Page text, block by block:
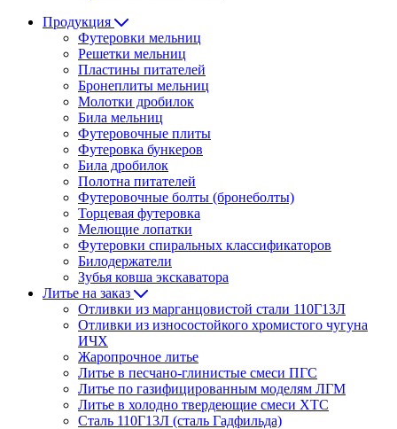
Продукция
Футеровки мельниц
Решетки мельниц
Пластины питателей
Бронеплиты мельниц
Молотки дробилок
Била мельниц
Футеровочные плиты
Футеровка бункеров
Била дробилок
Полотна питателей
Футеровочные болты (бронеболты)
Торцевая футеровка
Мелющие лопатки
Футеровки спиральных классификаторов
Билодержатели
Зубья ковша экскаватора
Литье на заказ
Отливки из марганцовистой стали 110Г13Л
Отливки из износостойкого хромистого чугуна
ИЧХ
Жаропрочное литье
Литье в песчано-глинистые смеси ПГС
Литье по газифицированным моделям ЛГМ
Литье в холодно твердеющие смеси ХТС
Сталь 110Г13Л (сталь Гадфильда)